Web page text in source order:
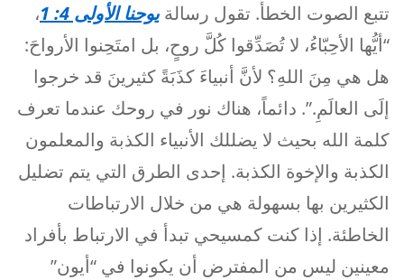
تتبع الصوت الخطأ. تقول رسالة يوحنا الأولى 4: 1
،
“أيُّها الأحِبّاءُ، لا تُصَدِّقوا كُلَّ روحٍ، بل امتَحِنوا الأرواحَ:
هل هي مِنَ اللهِ؟ لأنَّ أنبياءَ كذَبَةً كثيرينَ قد خرجوا
إلَى العالَمِ.”. دائماً، هناك نور في روحك عندما تعرف
كلمة الله بحيث لا يضللك الأنبياء الكذبة والمعلمون
الكذبة والإخوة الكذبة. إحدى الطرق التي يتم تضليل
الكثيرين بها بسهولة هي من خلال الارتباطات
الخاطئة. إذا كنت كمسيحي تبدأ في الارتباط بأفراد
معينين ليس من المفترض أن يكونوا في “أيون”